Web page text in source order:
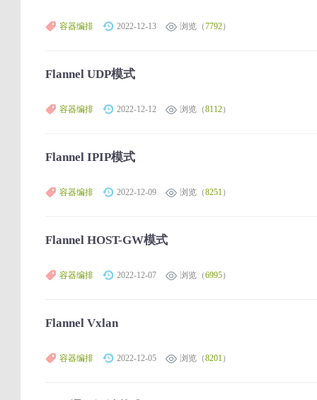
容器编排 2022-12-13 浏览（7792）
Flannel UDP模式
容器编排 2022-12-12 浏览（8112）
Flannel IPIP模式
容器编排 2022-12-09 浏览（8251）
Flannel HOST-GW模式
容器编排 2022-12-07 浏览（6995）
Flannel Vxlan
容器编排 2022-12-05 浏览（8201）